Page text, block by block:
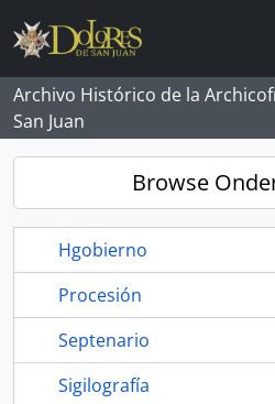
Skip to main content
Archivo Histórico de la
San Juan
Browse
Hgobierno
Procesión
Septenario
Sigilografía